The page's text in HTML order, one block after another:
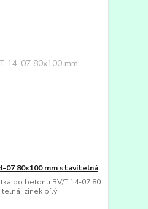
07 80x100 mm stavitelná
do betonu BV/T 14-07 80
zinek bílý